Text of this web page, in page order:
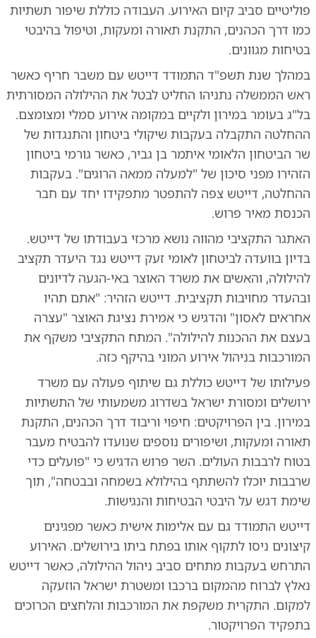
פוליטיים סביב קיום האירוע. העבודה כוללת שיפור תשתיות
כמו דרך הכהנים, התקנת תאורה ומעקות, וטיפול בהיבטי
בטיחות מגוונים.
במהלך שנת תשפ"ד התמודד דייטש עם משבר חריף כאשר
ראש הממשלה נתניהו החליט לבטל את ההילולה המסורתית
בל"ג בעומר במירון ולקיים במקומה אירוע סמלי ומצומצם.
ההחלטה התקבלה בעקבות שיקולי ביטחון והתנגדות של
שר הביטחון הלאומי איתמר בן גביר, כאשר גורמי ביטחון
הזהירו מפני סיכון של "למעלה ממאה הרוגים". בעקבות
ההחלטה, דייטש צפה להתפטר מתפקידו יחד עם חבר
הכנסת מאיר פרוש.
האתגר התקציבי מהווה נושא מרכזי בעבודתו של דייטש.
בדיון בוועדה לביטחון לאומי זעק דייטש נגד היעדר תקציב
להילולה, והאשים את משרד האוצר באי-הגעה לדיונים
ובהעדר מחויבות תקציבית. דייטש הזהיר: "אתם תהיו
אחראים לאסון" והדגיש כי אמירת נציגת האוצר "עצרה
בעצם את ההכנות להילולה". המתח התקציבי משקף את
המורכבות בניהול אירוע המוני בהיקף כזה.
פעילותו של דייטש כוללת גם שיתוף פעולה עם משרד
ירושלים ומסורת ישראל בשדרוג משמעותי של התשתיות
במירון. בין הפרויקטים: חיפוי וריבוד דרך הכהנים, התקנת
תאורה ומעקות, ושיפורים נוספים שנועדו להבטיח מעבר
בטוח לרבבות העולים. השר פרוש הדגיש כי "פועלים כדי
שרבבות יוכלו להשתתף בהילולא בשמחה ובבטחה", תוך
שימת דגש על היבטי הבטיחות והנגישות.
דייטש התמודד גם עם אלימות אישית כאשר מפגינים
קיצונים ניסו לתקוף אותו בפתח ביתו בירושלים. האירוע
התרחש בעקבות מתחים סביב ניהול ההילולה, כאשר דייטש
נאלץ לברוח מהמקום ברכבו ומשטרת ישראל הוזעקה
למקום. התקרית משקפת את המורכבות והלחצים הכרוכים
בתפקיד הפרויקטור.